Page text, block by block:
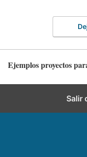
Ejemplos proyectos
Salir